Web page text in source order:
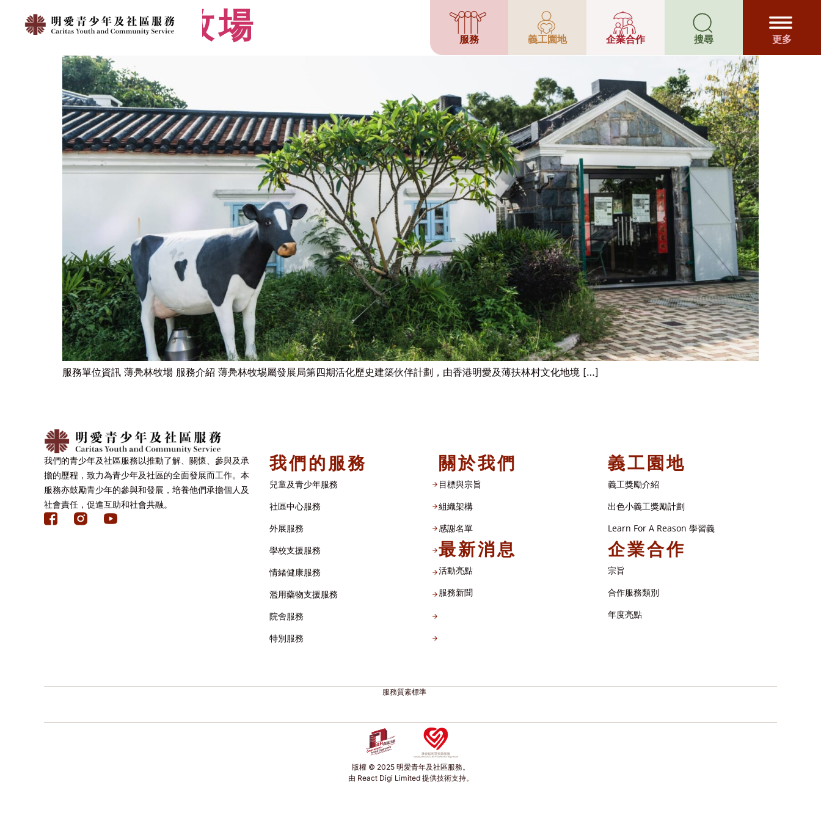
服務 義工園地 企業合作 搜尋 更多
薄鳧林牧場
服務單位資訊 薄鳧林牧場 服務介紹 薄鳧林牧埸屬發展局第四期活化歷史建築伙伴計劃，由香港明愛及薄扶林村文化地境 […]
我們的青少年及社區服務以推動了解、關懷、參與及承
擔的歷程，致力為青少年及社區的全面發展而工作。本
服務亦鼓勵青少年的參與和發展，培養他們承擔個人及
社會責任，促進互助和社會共融。
我們的服務
兒童及青少年服務
社區中心服務
外展服務
學校支援服務
情緒健康服務
濫用藥物支援服務
院舍服務
特別服務
關於我們
目標與宗旨
組織架構​
感謝名單​
最新消息
活動亮點
服務新聞
義工園地
義工獎勵介紹
出色小義工獎勵計劃
Learn For A Reason 學習義
企業合作
宗旨
合作服務類別
年度亮點
服務質素標準
版權 © 2025 明愛青年及社區服務。
由 React Digi Limited 提供技術支持。